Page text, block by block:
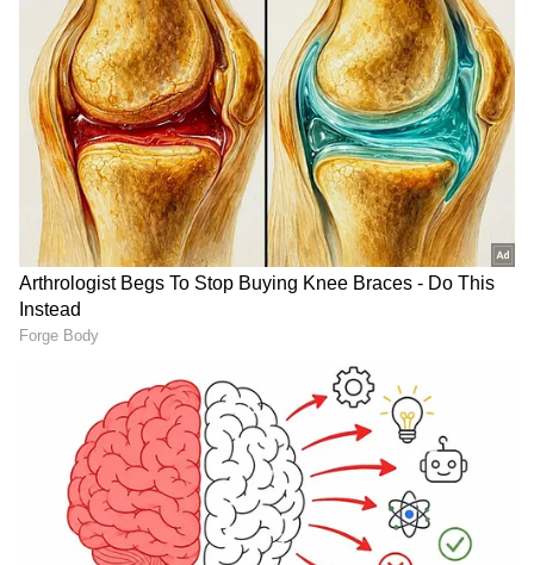
ಬೆಂಗಳೂರು ಬಂದ್: ವಿದ್ಯಾರ್ಥಿಗಳ ಹಿತದೃಷ್ಟಿಯಿಂದ ನಾಳೆ
ಶಾಲಾ-ಕಾಲೇಜುಗಳಿಗೆ ರಜೆ ಘೋಷಿಸಿ ಡಿಸಿ ಆದೇಶ
RECOMMENDED STORIES